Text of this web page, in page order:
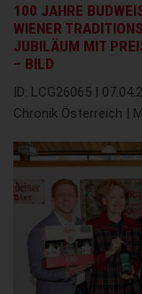
100 JAHRE
WIENER
JUBILÄUM MIT
– BILD
ID: LCG26065 |
Chronik Österreich |